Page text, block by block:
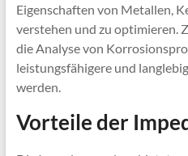
Eigenschaften von Metallen,
verstehen und zu optimieren.
die Analyse von
leistungsfähigere und
werden.
Vorteile der